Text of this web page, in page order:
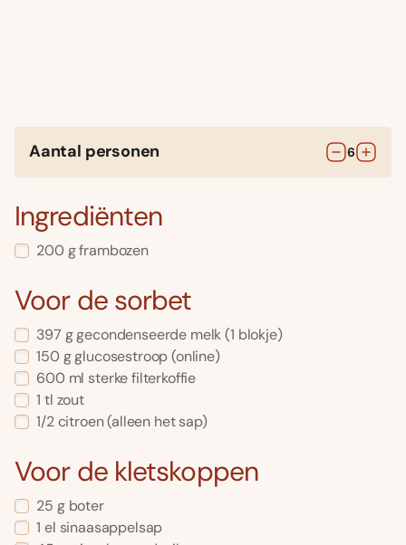
Aantal personen 6
Ingrediënten
200 gframbozen
Voor de sorbet
397 ggecondenseerde melk(1 blokje)
150 gglucosestroop(online)
600 ml sterke filterkoffie
1 tl zout
1/2 citroen(alleen het sap)
Voor de kletskoppen
25 g boter
1 el sinaasappelsap